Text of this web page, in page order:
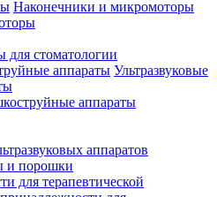
Наконечники и микромоторы
для стоматологии
аппараты Ультразвуковые
аппараты
аппаратов
и порошки
для терапевтической